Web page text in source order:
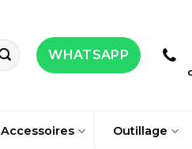
WHATSAPP
Accessoires Outillage